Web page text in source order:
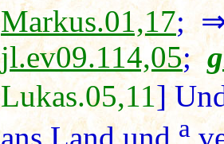
Markus.01,17;
jl.ev09.114,05;
Lukas.05,11]
a